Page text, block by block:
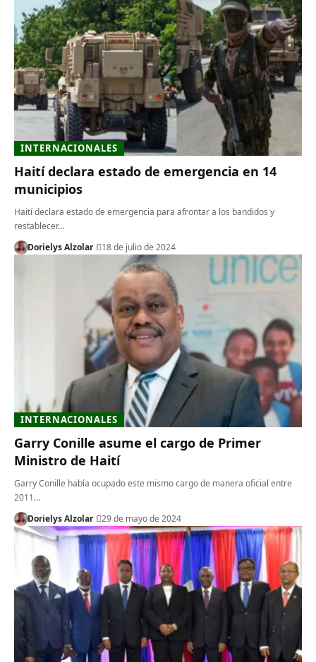
INTERNACIONALES
Haití declara estado de emergencia en 14
municipios
Haití declara estado de emergencia para afrontar a los bandidos y
restablecer…
Dorielys Alzolar
18 de julio de 2024
INTERNACIONALES
Garry Conille asume el cargo de Primer
Ministro de Haití
Garry Conille había ocupado este mismo cargo de manera oficial entre
2011…
Dorielys Alzolar
29 de mayo de 2024